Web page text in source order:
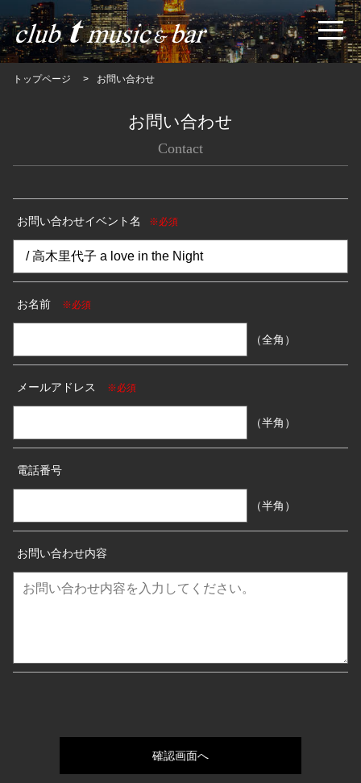
トップページ お問い合わせ
お問い合わせ
Contact
お問い合わせイベント名 ※必須
お名前 ※必須
（全角）
メールアドレス ※必須
（半角）
電話番号
（半角）
お問い合わせ内容